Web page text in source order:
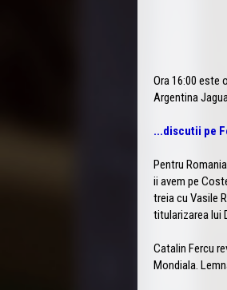
Ora 16:00 este
Argentina
...discutii pe
Pentru
ii avem pe
treia cu Vasile
titularizarea lui
Catalin Fercu
Mondiala.